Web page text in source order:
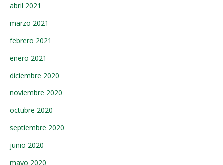
abril 2021
marzo 2021
febrero 2021
enero 2021
diciembre 2020
noviembre 2020
octubre 2020
septiembre 2020
junio 2020
mayo 2020